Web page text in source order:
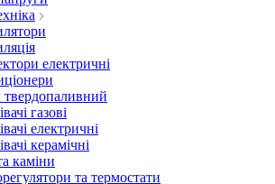
електричні
газові
електричні
керамічні
каміни
та термостати